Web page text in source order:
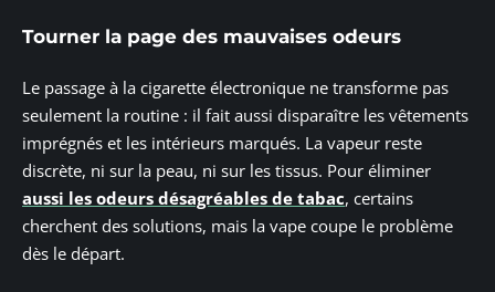
Tourner la page des mauvaises odeurs
Le passage à la cigarette électronique ne transforme pas
seulement la routine : il fait aussi disparaître les vêtements
imprégnés et les intérieurs marqués. La vapeur reste
discrète, ni sur la peau, ni sur les tissus. Pour éliminer
aussi les odeurs désagréables de tabac, certains
cherchent des solutions, mais la vape coupe le problème
dès le départ.